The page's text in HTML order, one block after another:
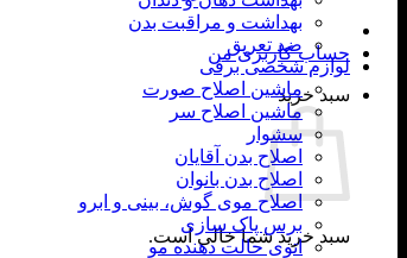
حساب کاربری من
سبد خرید
سبد خرید شما خالی است.
بهداشت و مراقبت بدن
ضد تعریق
لوازم شخصی برقی
ماشین اصلاح صورت
ماشین اصلاح سر
سشوار
اصلاح بدن آقایان
اصلاح بدن بانوان
اصلاح موی گوش، بینی و ابرو
برس پاک سازی
اتوی حالت دهنده مو